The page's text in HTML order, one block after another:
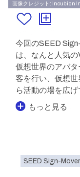
画像クレジット: Incubion
今回のSEED
は、なんと人気の
仮想世界のアバ
客を行い、仮想
ら活動の場を広
もっと見る
SEED Sign-Mover